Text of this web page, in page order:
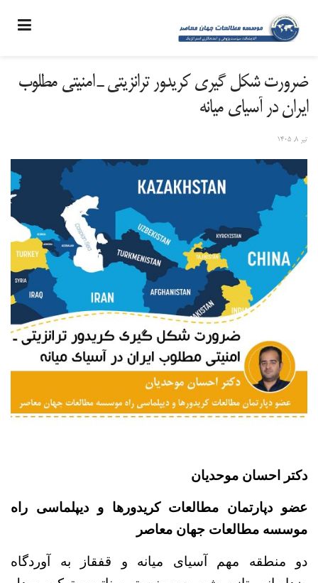
ضرورت شکل گیری کریدور ترانزیتی ـ امنیتی مطلوب
ایران در آسیای میانه
تیر ۸, ۱۴۰۵
دکتر احسان موحدیان
عضو دپارتمان مطالعات کریدورها و دیپلماسی راه
موسسه مطالعات جهان معاصر
دو منطقه مهم آسیای میانه و قفقاز به آوردگاه